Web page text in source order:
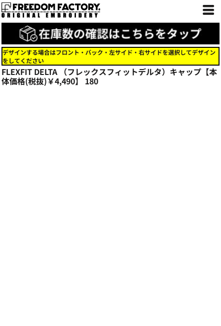
デザインする場合はフロント・バック・左サイド・右サイドを選択してデザイン
をしてください
FLEXFIT DELTA （フレックスフィットデルタ）キャップ【本
体価格(税抜)￥4,490】 180